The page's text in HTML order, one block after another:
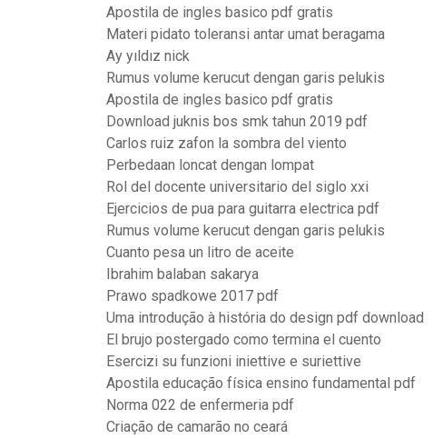
Apostila de ingles basico pdf gratis
Materi pidato toleransi antar umat beragama
Ay yıldız nick
Rumus volume kerucut dengan garis pelukis
Apostila de ingles basico pdf gratis
Download juknis bos smk tahun 2019 pdf
Carlos ruiz zafon la sombra del viento
Perbedaan loncat dengan lompat
Rol del docente universitario del siglo xxi
Ejercicios de pua para guitarra electrica pdf
Rumus volume kerucut dengan garis pelukis
Cuanto pesa un litro de aceite
Ibrahim balaban sakarya
Prawo spadkowe 2017 pdf
Uma introdução à história do design pdf download
El brujo postergado como termina el cuento
Esercizi su funzioni iniettive e suriettive
Apostila educação física ensino fundamental pdf
Norma 022 de enfermeria pdf
Criação de camarão no ceará